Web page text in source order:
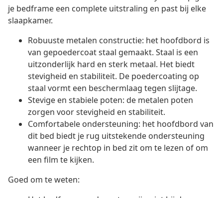
je bedframe een complete uitstraling en past bij elke
slaapkamer.
Robuuste metalen constructie: het hoofdbord is
van gepoedercoat staal gemaakt. Staal is een
uitzonderlijk hard en sterk metaal. Het biedt
stevigheid en stabiliteit. De poedercoating op
staal vormt een beschermlaag tegen slijtage.
Stevige en stabiele poten: de metalen poten
zorgen voor stevigheid en stabiliteit.
Comfortabele ondersteuning: het hoofdbord van
dit bed biedt je rug uitstekende ondersteuning
wanneer je rechtop in bed zit om te lezen of om
een film te kijken.
Goed om te weten: